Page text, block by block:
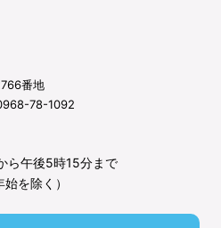
番地
78-1092
ら午後5時15分まで
を除く）